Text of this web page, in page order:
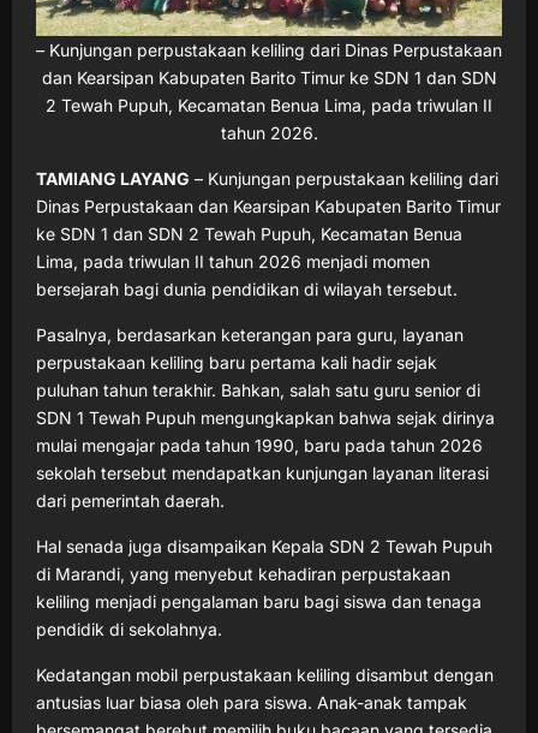
– Kunjungan perpustakaan keliling dari Dinas Perpustakaan
dan Kearsipan Kabupaten Barito Timur ke SDN 1 dan SDN
2 Tewah Pupuh, Kecamatan Benua Lima, pada triwulan II
tahun 2026.
TAMIANG LAYANG – Kunjungan perpustakaan keliling dari
Dinas Perpustakaan dan Kearsipan Kabupaten Barito Timur
ke SDN 1 dan SDN 2 Tewah Pupuh, Kecamatan Benua
Lima, pada triwulan II tahun 2026 menjadi momen
bersejarah bagi dunia pendidikan di wilayah tersebut.
Pasalnya, berdasarkan keterangan para guru, layanan
perpustakaan keliling baru pertama kali hadir sejak
puluhan tahun terakhir. Bahkan, salah satu guru senior di
SDN 1 Tewah Pupuh mengungkapkan bahwa sejak dirinya
mulai mengajar pada tahun 1990, baru pada tahun 2026
sekolah tersebut mendapatkan kunjungan layanan literasi
dari pemerintah daerah.
Hal senada juga disampaikan Kepala SDN 2 Tewah Pupuh
di Marandi, yang menyebut kehadiran perpustakaan
keliling menjadi pengalaman baru bagi siswa dan tenaga
pendidik di sekolahnya.
Kedatangan mobil perpustakaan keliling disambut dengan
antusias luar biasa oleh para siswa. Anak-anak tampak